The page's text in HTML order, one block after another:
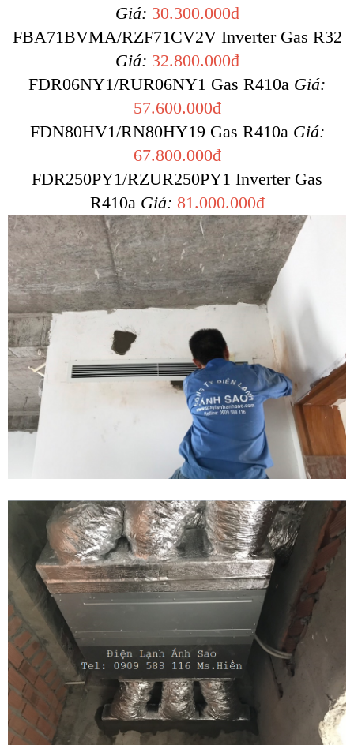
Giá: 30.300.000đ
FBA71BVMA/RZF71CV2V Inverter Gas R32
Giá: 32.800.000đ
FDR06NY1/RUR06NY1 Gas R410a Giá:
57.600.000đ
FDN80HV1/RN80HY19 Gas R410a Giá:
67.800.000đ
FDR250PY1/RZUR250PY1 Inverter Gas
R410a Giá: 81.000.000đ